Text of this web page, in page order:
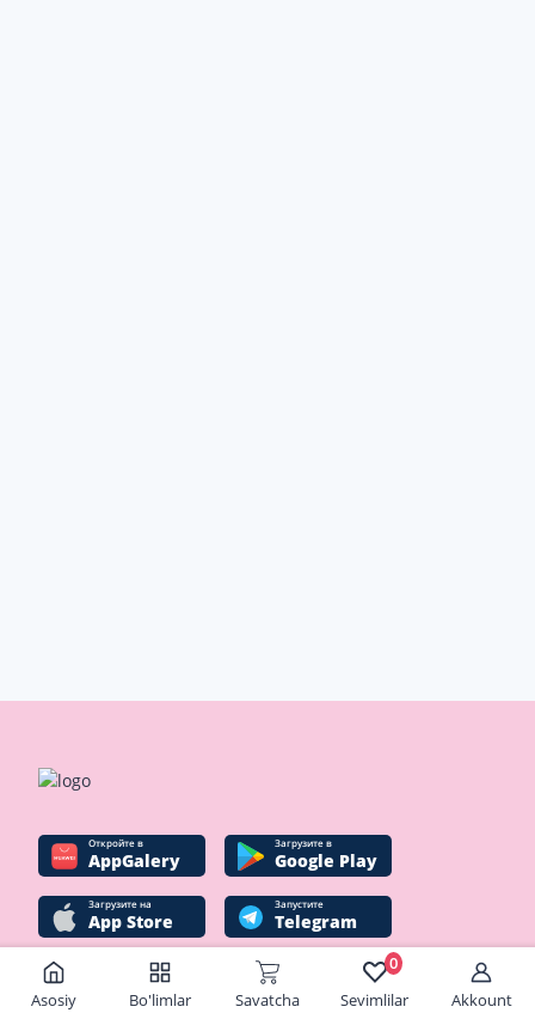
Asosiy Bo'limlar Savatcha Sevimlilar
0
Akkount
Oткройте в
AppGalery
Загрузите в
Google Play
Загрузите на
App Store
Запустите
Telegram
Ijtimoiy tarmoqlar